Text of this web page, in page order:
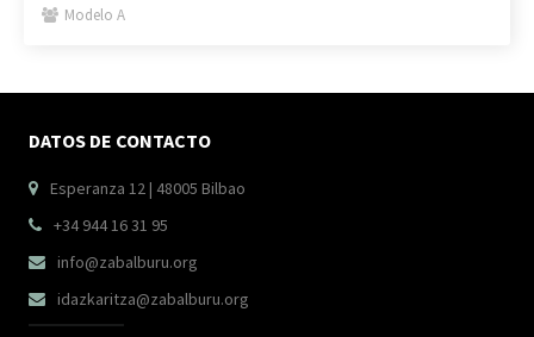
 Modelo A
DATOS DE CONTACTO
 Esperanza 12 | 48005 Bilbao
 +34 944 16 31 95
 info@zabalburu.org
 idazkaritza@zabalburu.org